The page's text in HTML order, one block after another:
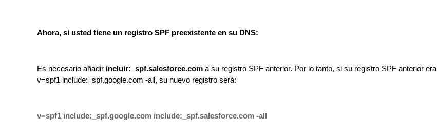
Ahora, si usted tiene un registro SPF preexistente en su DNS:
Es necesario añadir incluir:_spf.salesforce.com a su registro SPF anterior. Por lo tanto, si su registro SPF anterior era
v=spf1 include:_spf.google.com -all, su nuevo registro será:
v=spf1 include:_spf.google.com include:_spf.salesforce.com -all